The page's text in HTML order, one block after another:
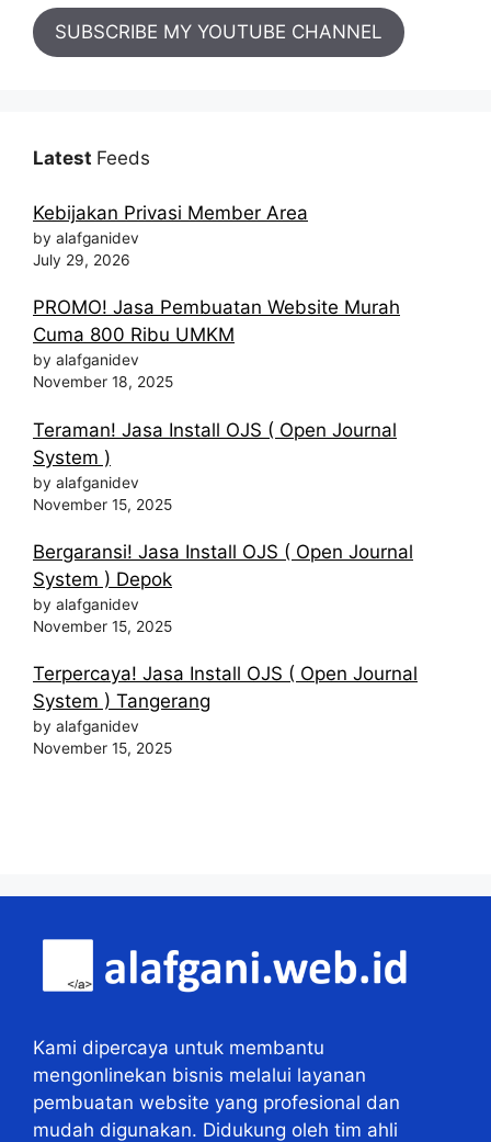
SUBSCRIBE MY YOUTUBE CHANNEL
Latest Feeds
Kebijakan Privasi Member Area
by alafganidev
July 29, 2026
PROMO! Jasa Pembuatan Website Murah
Cuma 800 Ribu UMKM
by alafganidev
November 18, 2025
Teraman! Jasa Install OJS ( Open Journal
System )
by alafganidev
November 15, 2025
Bergaransi! Jasa Install OJS ( Open Journal
System ) Depok
by alafganidev
November 15, 2025
Terpercaya! Jasa Install OJS ( Open Journal
System ) Tangerang
by alafganidev
November 15, 2025
Kami dipercaya untuk membantu
mengonlinekan bisnis melalui layanan
pembuatan website yang profesional dan
mudah digunakan. Didukung oleh tim ahli